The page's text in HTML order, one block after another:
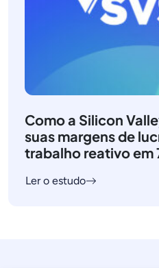
Como a Silicon
suas margens de
trabalho reativo em
Ler o estudo